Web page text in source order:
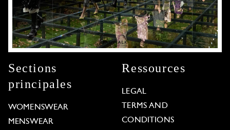
Sections
principales
WOMENSWEAR
MENSWEAR
Ressources
LEGAL
TERMS AND
CONDITIONS